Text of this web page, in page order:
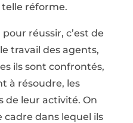
réforme.
réussir, c’est de
travail des agents,
ils sont confrontés,
à résoudre, les
de leur activité. On
cadre dans lequel ils